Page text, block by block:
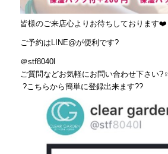
皆様のご来店心よりお待ちしております❤️
ご予約は LINE@が便利です?
＠stf8040l
ご質問などお気軽にお問い合わせ下さい?‍♀️
?こちらから簡単に登録出来ます??